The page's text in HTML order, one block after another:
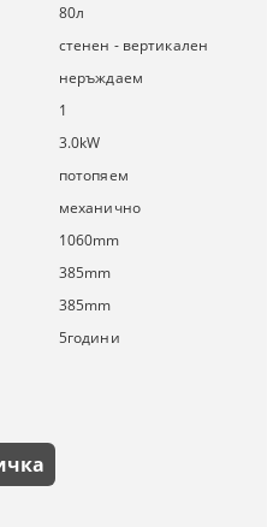
80л
стенен - вертикален
неръждаем
1
3.0kW
потопяем
механично
1060mm
385mm
385mm
5години